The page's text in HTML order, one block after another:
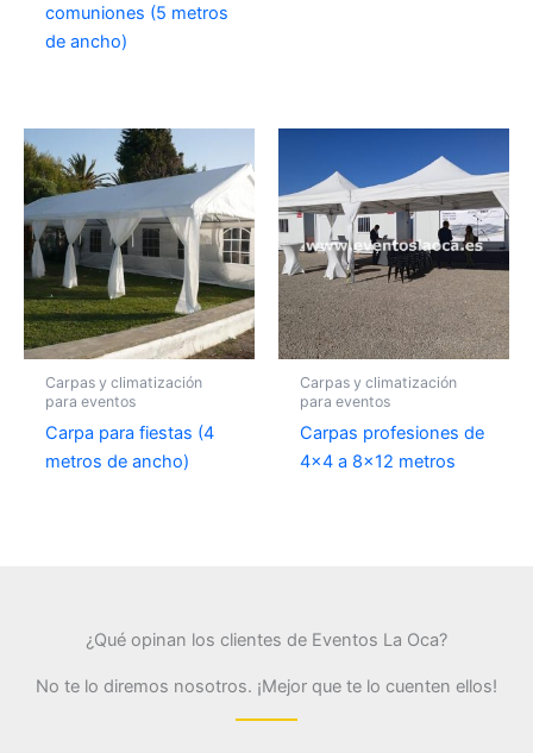
comuniones (5 metros
de ancho)
Carpas y climatización
para eventos
Carpa para fiestas (4
metros de ancho)
Carpas y climatización
para eventos
Carpas profesiones de
4×4 a 8×12 metros
¿Qué opinan los clientes de Eventos La Oca?
No te lo diremos nosotros. ¡Mejor que te lo cuenten ellos!